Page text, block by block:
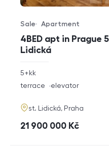
4BED apt in Prague
Lidická
Offer type
Sale
Property type
Apartment
rozměry
disposition
5+kk
funkce
terrace elevator
adresa
st. Lidická, Praha
cena
21 900 000 Kč